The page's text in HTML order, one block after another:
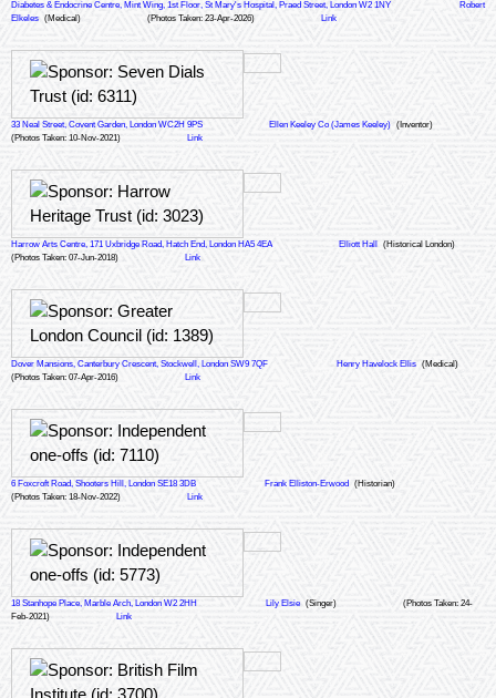
Diabetes & Endocrine Centre, Mint Wing, 1st Floor, St Mary's Hospital, Praed Street, London W2 1NY
Robert
Elkeles (Medical) (Photos Taken: 23-Apr-2026) Link
33 Neal Street, Covent Garden, London WC2H 9PS Ellen Keeley Co (James Keeley) (Inventor)
(Photos Taken: 10-Nov-2021)
Link
Harrow Arts Centre, 171 Uxbridge Road, Hatch End, London HA5 4EA Elliott Hall
(Historical London)
(Photos Taken: 07-Jun-2018)
Link
Dover Mansions, Canterbury Crescent, Stockwell, London SW9 7QF Henry Havelock Ellis (Medical)
(Photos Taken: 07-Apr-2016)
Link
6 Foxcroft Road, Shooters Hill, London SE18 3DB Frank Elliston-Erwood
(Historian)
(Photos Taken: 18-Nov-2022)
Link
18 Stanhope Place, Marble Arch, London W2 2HH Lily Elsie (Singer)
(Photos Taken: 24-
Feb-2021)
Link